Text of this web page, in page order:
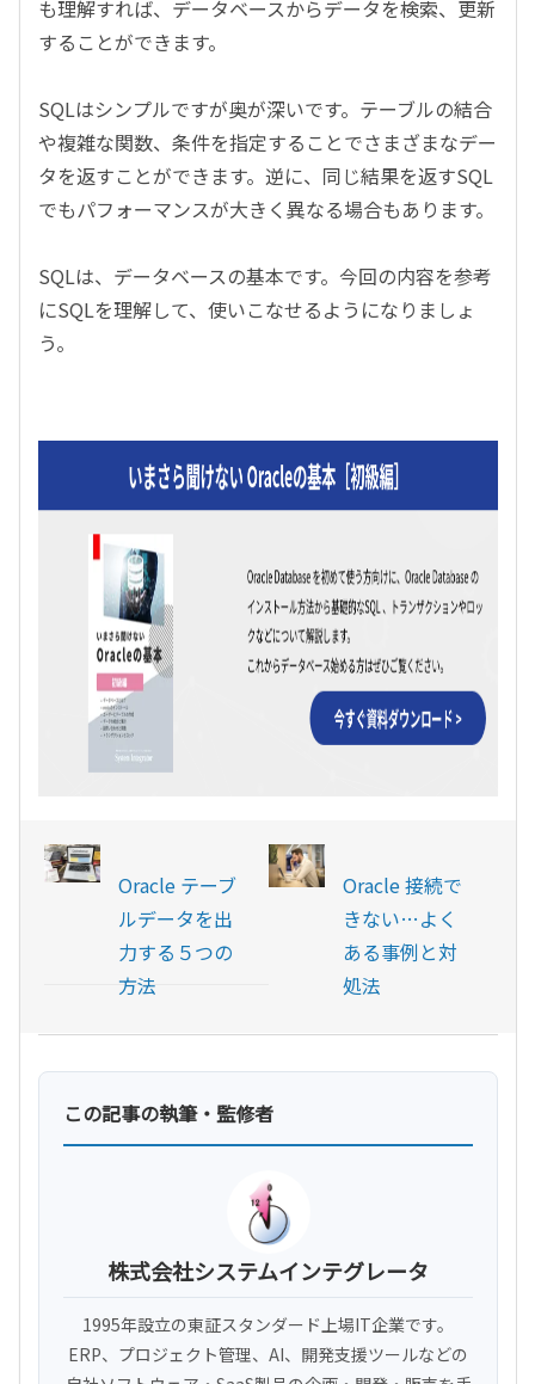
も理解すれば、データベースからデータを検索、更新
することができます。
SQLはシンプルですが奥が深いです。テーブルの結合
や複雑な関数、条件を指定することでさまざまなデー
タを返すことができます。逆に、同じ結果を返すSQL
でもパフォーマンスが大きく異なる場合もあります。
SQLは、データベースの基本です。今回の内容を参考
にSQLを理解して、使いこなせるようになりましょ
う。
Oracle テーブ
ルデータを出
力する５つの
方法
Oracle 接続で
きない…よく
ある事例と対
処法
この記事の執筆・監修者
株式会社システムインテグレータ
1995年設立の東証スタンダード上場IT企業です。
ERP、プロジェクト管理、AI、開発支援ツールなどの